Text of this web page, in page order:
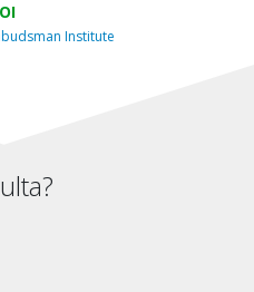
Institute